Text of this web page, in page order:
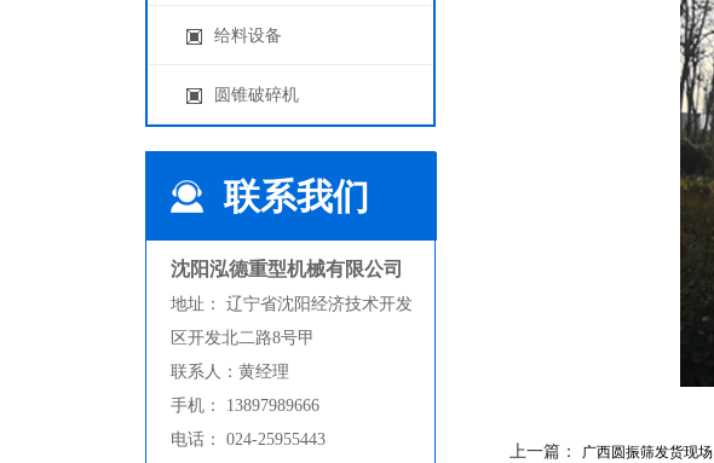
给料设备
圆锥破碎机
联系我们
沈阳泓德重型机械有限公司
地址： 辽宁省沈阳经济技术开发
区开发北二路8号甲
联系人：黄经理
手机： 13897989666
电话： 024-25955443
HD重锤式破碎机 上一篇： 广西圆振筛发货现场